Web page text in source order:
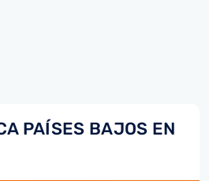
PAÍSES BAJOS EN